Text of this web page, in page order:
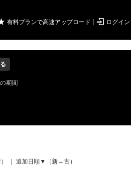
有料プランで高速アップロード  ログイン
期間
---
追加日順▼（新→古）